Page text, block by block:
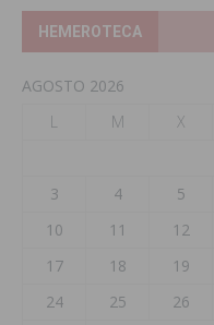
HEMEROTECA
AGOSTO 2026
L
M X
3
4 5
10
11 12
17
18 19
24
25 26